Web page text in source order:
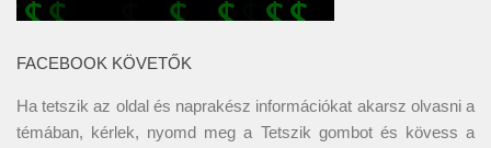
FACEBOOK KÖVETŐK
Ha tetszik az oldal és naprakész információkat akarsz olvasni a
témában, kérlek, nyomd meg a Tetszik gombot és kövess a